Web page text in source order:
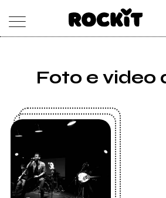
MAGAZINE
ARTISTI
CONCERTI
SHOP
Foto e video